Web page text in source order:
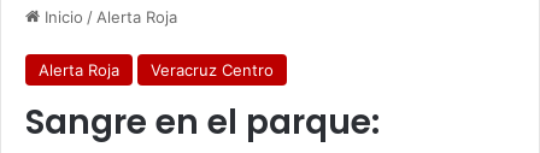
Inicio / Alerta Roja
Alerta Roja Veracruz Centro
Sangre en el parque: